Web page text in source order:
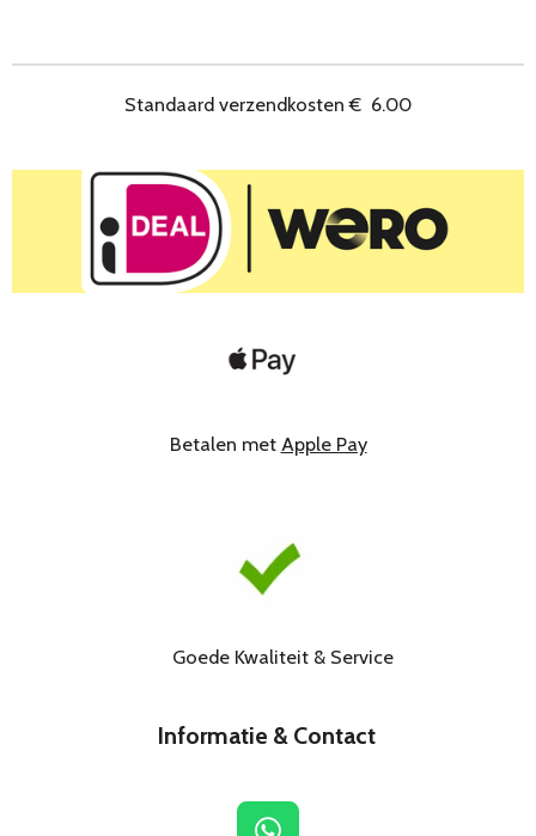
Standaard verzendkosten€ 6.00
Betalen met Apple Pay
Goede Kwaliteit & Service
Informatie & Contact